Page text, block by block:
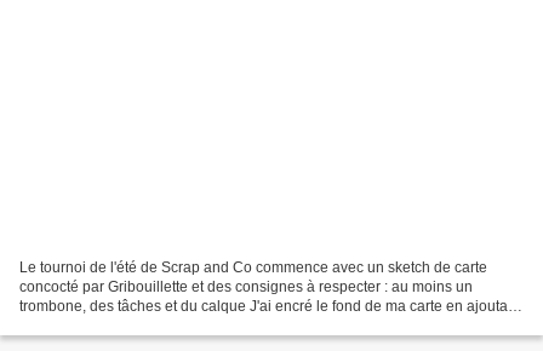
Le tournoi de l'été de Scrap and Co commence avec un sketch de carte
concocté par Gribouillette et des consignes à respecter : au moins un
trombone, des tâches et du calque J'ai encré le fond de ma carte en ajoutant